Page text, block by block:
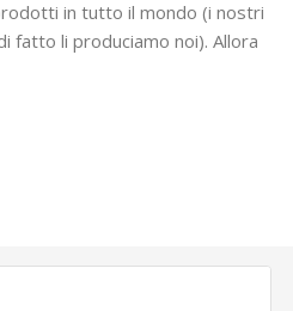
in tutto il mondo (i nostri
fatto li produciamo noi). Allora